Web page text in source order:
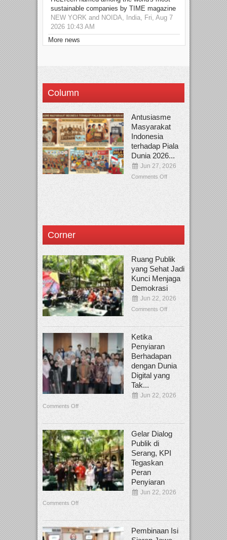
sustainable companies by TIME magazine
NEW YORK and NOIDA, India, Fri, Aug 7
2026 10:43 AM
More news
Column
Antusiasme
Masyarakat
Indonesia
terhadap Piala
Dunia 2026...
Jun 27, 2026
Comments Off
Corner
Ruang Publik
yang Sehat Jadi
Kunci Menjaga
Demokrasi
Jun 22, 2026
Comments Off
Ketika
Penyiaran
Berhadapan
dengan Dunia
Digital yang
Tak...
Jun 22, 2026
Comments Off
Gelar Dialog
Publik di
Serang, KPI
Tegaskan
Peran
Penyiaran
Jun 22, 2026
Comments Off
Pembinaan Isi